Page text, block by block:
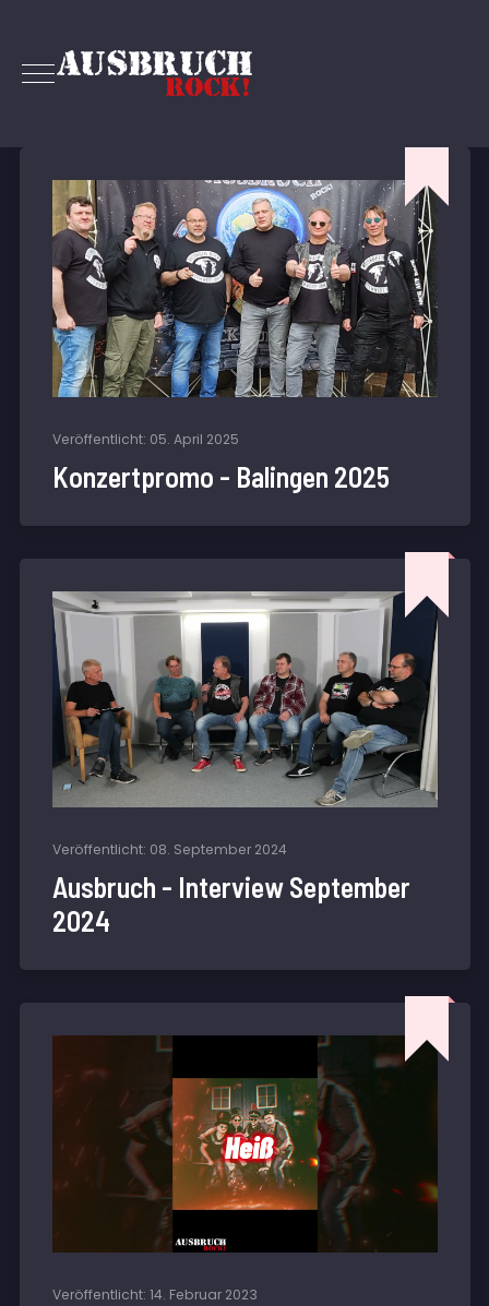
Veröffentlicht: 05. April 2025
Konzertpromo - Balingen 2025
Veröffentlicht: 08. September 2024
Ausbruch - Interview September
2024
Veröffentlicht: 14. Februar 2023